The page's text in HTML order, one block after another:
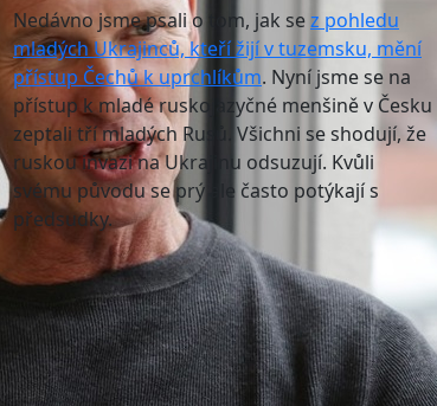
Nedávno jsme psali o tom, jak sez pohledu
mladých Ukrajinců, kteří žijí v tuzemsku, mění
přístup Čechů k uprchlíkům. Nyní jsme se na
přístup k mladé ruskojazyčné menšině v Česku
zeptali tří mladých Rusů. Všichni se shodují, že
ruskou invazi na Ukrajinu odsuzují. Kvůli
svému původu se prý ale často potýkají s
předsudky.